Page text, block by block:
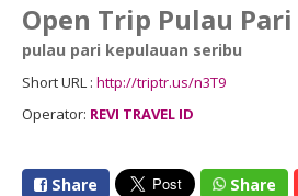
Open Trip Pulau Pari
pulau pari kepulauan seribu
Short URL : http://triptr.us/n3T9
Operator: REVI TRAVEL ID
Share Share